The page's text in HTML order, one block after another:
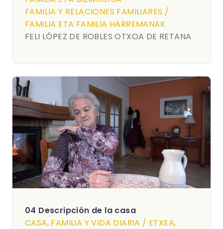
FAMILIA Y RELACIONES FAMILIARES /
FAMILIA ETA FAMILIA HARREMANAK
FELI LÓPEZ DE ROBLES OTXOA DE RETANA
04 Descripción de la casa
CASA, FAMILIA Y VIDA DIARIA / ETXEA,